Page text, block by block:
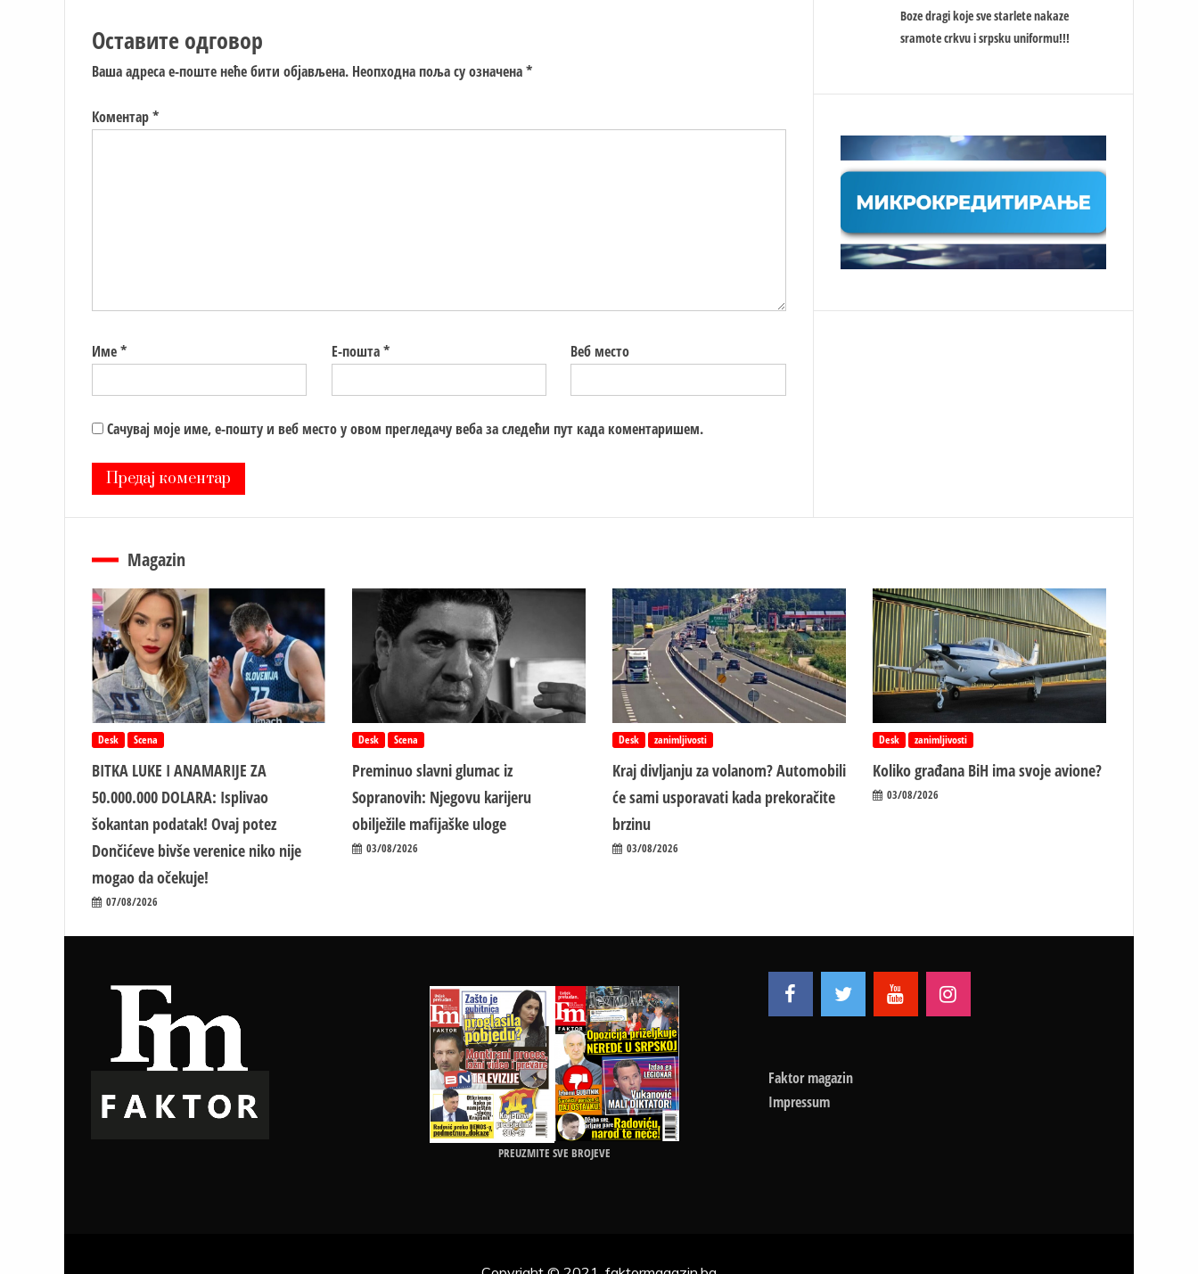
Оставите одговор
Ваша адреса е-поште неће бити објављена. Неопходна поља су означена*
Коментар*
Име* Е-пошта* Веб место
Сачувај моје име, е-пошту и веб место у овом прегледачу веба за следећи пут када коментаришем.
Boze dragi koje sve starlete nakaze
sramote crkvu i srpsku uniformu!!!
Magazin
Desk Scena
BITKA LUKE I ANAMARIJE ZA
50.000.000 DOLARA: Isplivao
šokantan podatak! Ovaj potez
Dončićeve bivše verenice niko nije
mogao da očekuje!
07/08/2026
Desk Scena
Preminuo slavni glumac iz
Sopranovih: Njegovu karijeru
obilježile mafijaške uloge
03/08/2026
Desk zanimljivosti
Kraj divljanju za volanom? Automobili
će sami usporavati kada prekoračite
brzinu
03/08/2026
Desk zanimljivosti
Koliko građana BiH ima svoje avione?
03/08/2026
PREUZMITE SVE BROJEVE
Faktor magazin
Impressum